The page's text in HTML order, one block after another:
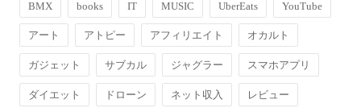
BMX books IT MUSIC UberEats YouTube
アート アトピー アフィリエイト オカルト
ガジェット サブカル ジャグラー スマホアプリ
ダイエット ドローン ネット収入 レビュー